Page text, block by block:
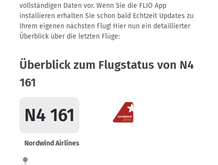
vollständigen Daten vor. Wenn Sie die FLIO App
installieren erhalten Sie schon bald Echtzeit Updates zu
Ihrem eigenen nächsten Flug! Hier nun ein detaillierter
Überblick über die letzten Flüge:
Überblick zum Flugstatus von N4
161
N4 161
Nordwind Airlines